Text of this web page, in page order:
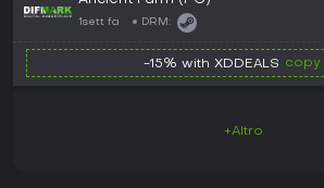
1sett fa DRM:
-15% with XDDEALS copy
+Altro